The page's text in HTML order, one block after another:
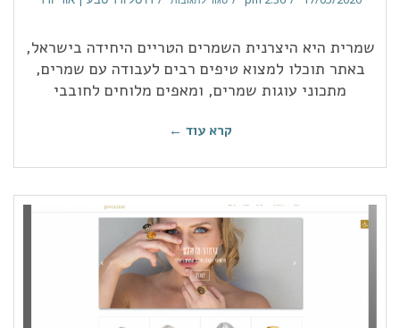
שמרית היא היצרנית השמרים הטריים היחידה בישראל,
באתר תוכלו למצוא טיפים רבים לעבודה עם שמרים,
מתכוני עוגות שמרים, ומאפים מלוחים לחובבי
קרא עוד ←